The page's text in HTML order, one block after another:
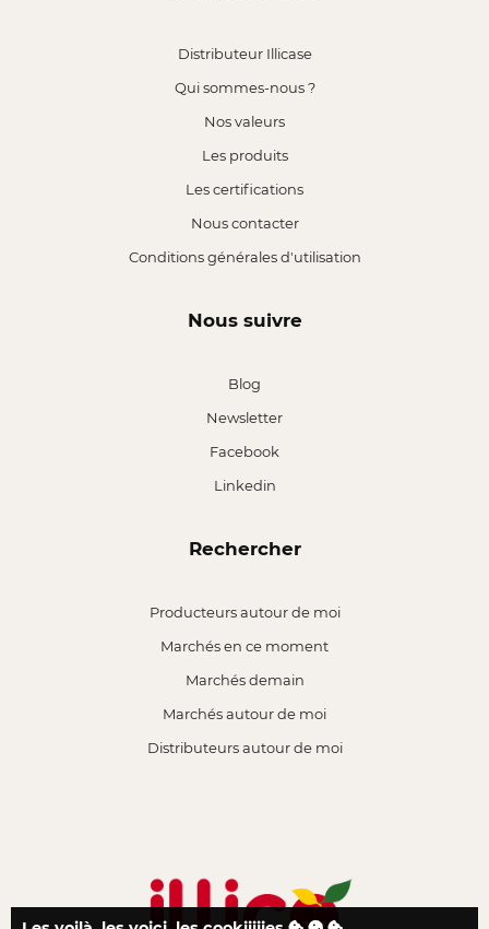
Distributeur Illicase
Qui sommes-nous ?
Nos valeurs
Les produits
Les certifications
Nous contacter
Conditions générales d'utilisation
Nous suivre
Blog
Newsletter
Facebook
Linkedin
Rechercher
Producteurs autour de moi
Marchés en ce moment
Marchés demain
Marchés autour de moi
Distributeurs autour de moi